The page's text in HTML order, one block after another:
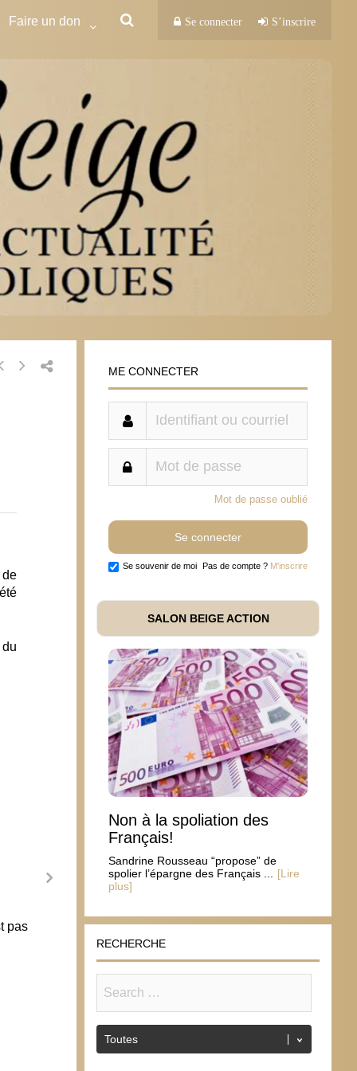
Faire un don Se connecter S’inscrire
pas
ME CONNECTER
Mot de passe oublié
Se souvenir de moi Pas de compte ? M'inscrire
SALON BEIGE ACTION
Non à la spoliation des
Français!
Sandrine Rousseau “propose” de
spolier l’épargne des Français ...
[Lire
plus]
RECHERCHE